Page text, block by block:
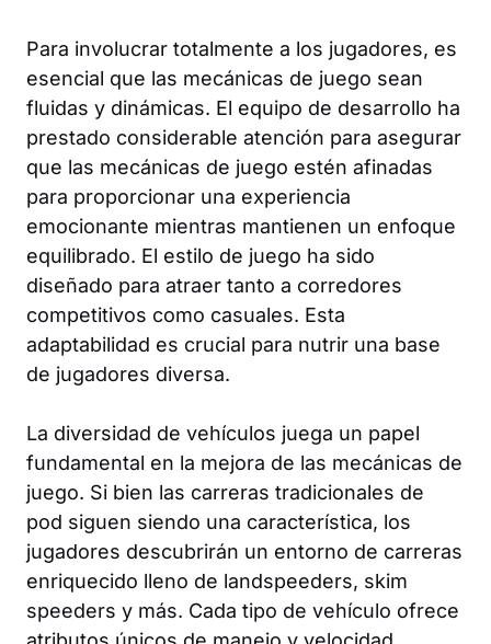
Para involucrar totalmente a los jugadores, es
esencial que las mecánicas de juego sean
fluidas y dinámicas. El equipo de desarrollo ha
prestado considerable atención para asegurar
que las mecánicas de juego estén afinadas
para proporcionar una experiencia
emocionante mientras mantienen un enfoque
equilibrado. El estilo de juego ha sido
diseñado para atraer tanto a corredores
competitivos como casuales. Esta
adaptabilidad es crucial para nutrir una base
de jugadores diversa.
La diversidad de vehículos juega un papel
fundamental en la mejora de las mecánicas de
juego. Si bien las carreras tradicionales de
pod siguen siendo una característica, los
jugadores descubrirán un entorno de carreras
enriquecido lleno de landspeeders, skim
speeders y más. Cada tipo de vehículo ofrece